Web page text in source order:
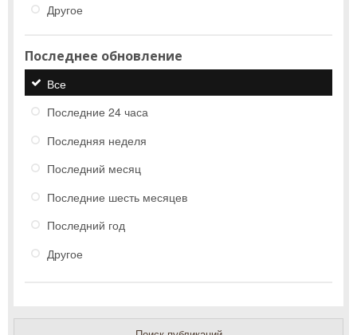
Другое
Последнее обновление
Все
Последние 24 часа
Последняя неделя
Последний месяц
Последние шесть месяцев
Последний год
Другое